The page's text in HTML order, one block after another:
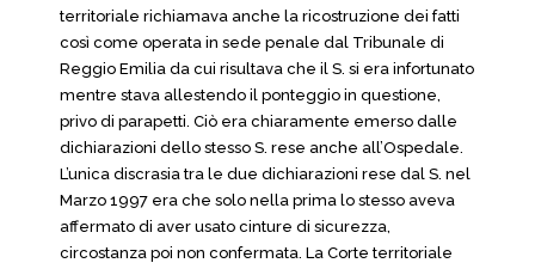
territoriale richiamava anche la ricostruzione dei fatti
così come operata in sede penale dal Tribunale di
Reggio Emilia da cui risultava che il S. si era infortunato
mentre stava allestendo il ponteggio in questione,
privo di parapetti. Ciò era chiaramente emerso dalle
dichiarazioni dello stesso S. rese anche all’Ospedale.
L’unica discrasia tra le due dichiarazioni rese dal S. nel
Marzo 1997 era che solo nella prima lo stesso aveva
affermato di aver usato cinture di sicurezza,
circostanza poi non confermata. La Corte territoriale